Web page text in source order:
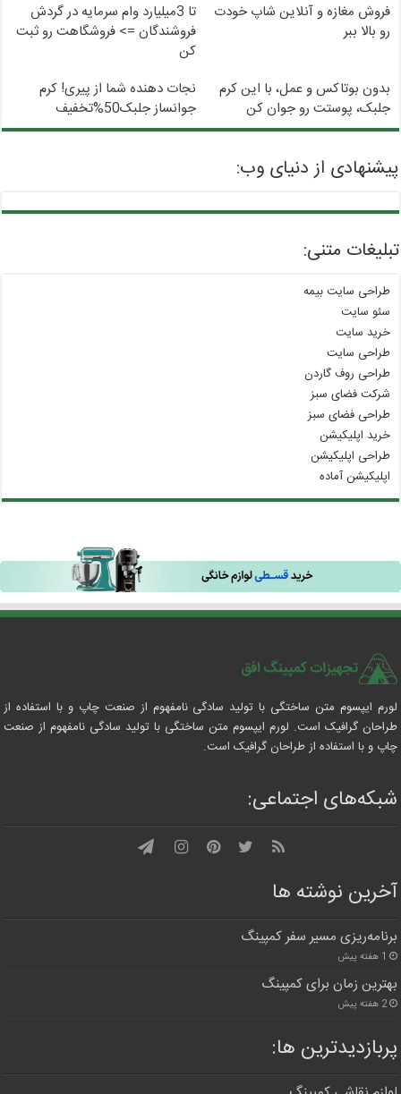
فروش مغازه و آنلاین شاپ خودت
رو بالا ببر
تا 3میلیارد وام سرمایه در گردش
فروشندگان => فروشگاهت رو ثبت
کن
بدون بوتاکس و عمل، با این کرم
جلبک، پوستت رو جوان کن
نجات دهنده شما از پیری! کرم
جوانساز جلبک50%تخفیف
پیشنهادی از دنیای وب:
تبلیغات متنی:
طراحی سایت بیمه
سئو سایت
خرید سایت
طراحی سایت
طراحی روف گاردن
شرکت فضای سبز
طراحی فضای سبز
خرید اپلیکیشن
طراحی اپلیکیشن
اپلیکیشن آماده
لورم ایپسوم متن ساختگی با تولید سادگی نامفهوم از صنعت چاپ و با استفاده از
طراحان گرافیک است. لورم ایپسوم متن ساختگی با تولید سادگی نامفهوم از صنعت
چاپ و با استفاده از طراحان گرافیک است.
شبکه‌های اجتماعی:
آخرین نوشته ها
برنامه‌ریزی مسیر سفر کمپینگ
1 هفته پیش
بهترین زمان برای کمپینگ
2 هفته پیش
پربازدیدترین‌ ها: